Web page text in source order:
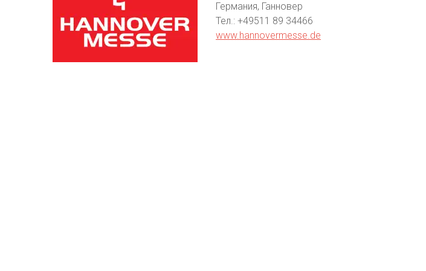
Германия, Ганновер
Тел.: +49511 89 34466
www.hannovermesse.de